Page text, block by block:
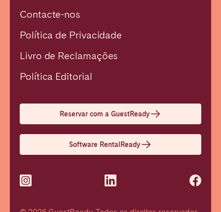
Contacte-nos
Política de Privacidade
Livro de Reclamações
Política Editorial
Reservar com a GuestReady
Software RentalReady
Selecionar idioma
English